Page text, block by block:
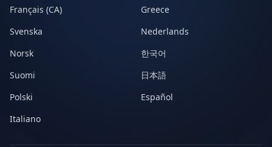
Français (CA)
Greece
Svenska
Nederlands
Norsk
한국어
Suomi
日本語
Polski
Español
Italiano